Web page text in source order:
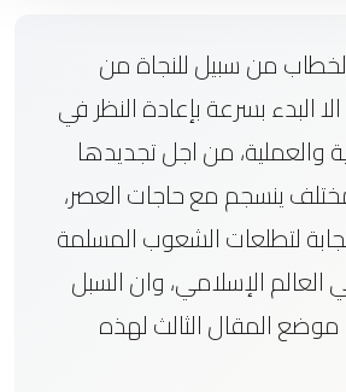
من سبيل للنجاة من
الا البدء بسرعة بإعادة النظر في
والعملية، من اجل تجديدها
ينسجم مع حاجات العصر،
لتطلعات الشعوب المسلمة
العالم الإسلامي، وان السبل
المقال الثالث لهذه